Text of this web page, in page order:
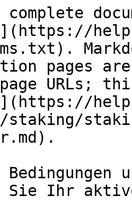
pages
URLs;
staking/
Sie Ihr